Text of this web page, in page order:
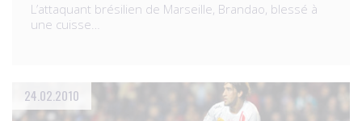
L’attaquant brésilien de Marseille, Brandao, blessé à
une cuisse…
24.02.2010